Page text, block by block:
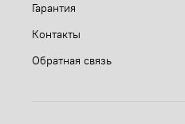
Гарантия
Контакты
Обратная связь